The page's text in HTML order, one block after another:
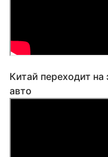
Китай переходит
авто